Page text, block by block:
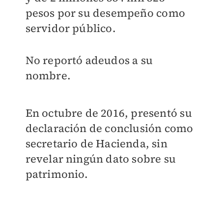
pesos por su desempeño como
servidor público.
No reportó adeudos a su
nombre.
En octubre de 2016, presentó su
declaración de conclusión como
secretario de Hacienda, sin
revelar ningún dato sobre su
patrimonio.